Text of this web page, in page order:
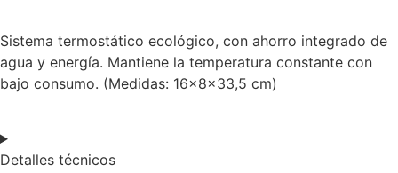
Sistema termostático ecológico, con ahorro integrado de
agua y energía. Mantiene la temperatura constante con
bajo consumo. (Medidas: 16x8x33,5 cm)
Detalles técnicos